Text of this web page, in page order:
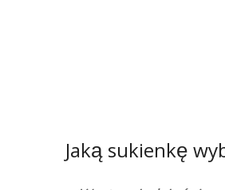
Jaką sukienkę